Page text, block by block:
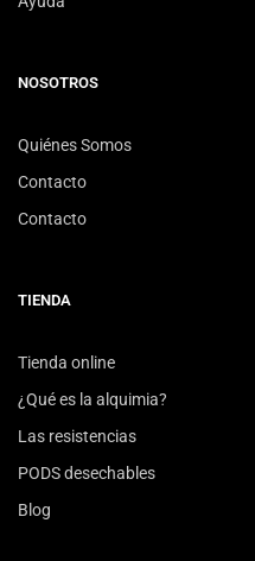
NOSOTROS
Quiénes Somos
Contacto
Contacto
TIENDA
Tienda online
¿Qué es la alquimia?
Las resistencias
PODS desechables
Blog